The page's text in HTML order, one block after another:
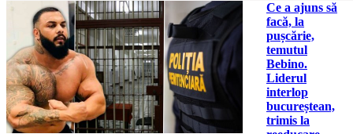
Ce a ajuns să
facă, la
pușcărie,
temutul
Bebino.
Liderul
interlop
bucureștean,
trimis la